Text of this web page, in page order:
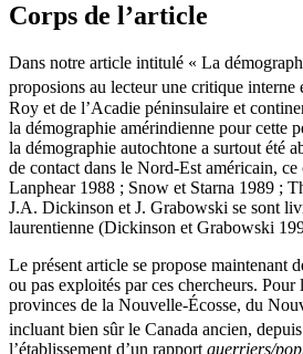
Corps de l’article
Dans notre article intitulé « La
proposions au lecteur une critique interne
Roy et de l’Acadie péninsulaire et
la démographie amérindienne pour cette
la démographie autochtone a surtout été
de contact dans le Nord-Est américain,
Lanphear 1988 ; Snow et Starna 1989 ;
J.A. Dickinson et J. Grabowski se sont
laurentienne (Dickinson et Grabowski
Le présent article se propose maintenant
ou pas exploités par ces chercheurs.
provinces de la Nouvelle-Écosse, du
incluant bien sûr le Canada ancien,
l’établissement d’un rapport guerriers/